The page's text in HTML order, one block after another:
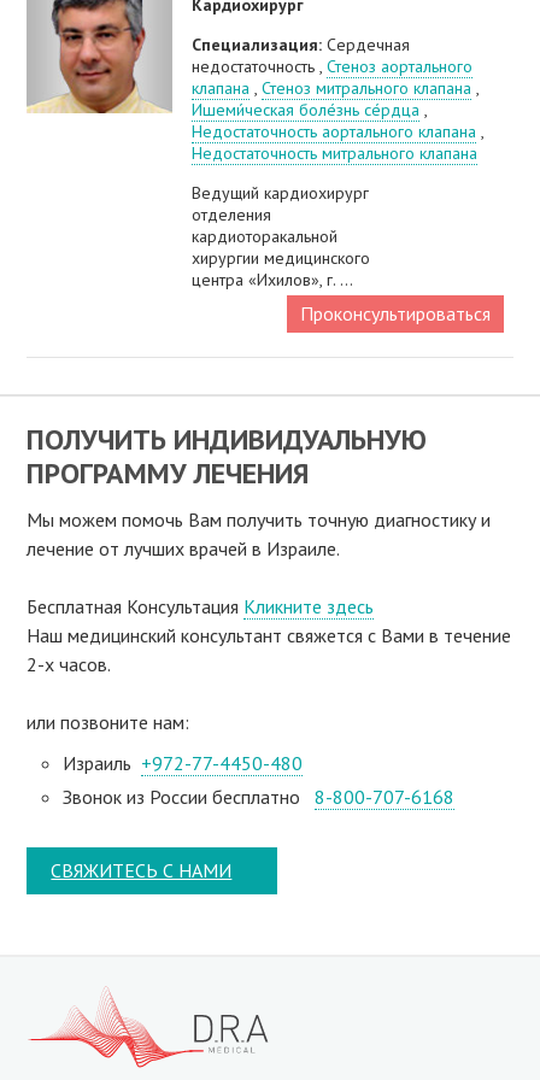
Кардиохирург
Специализация:Сердечная
недостаточность ,Стеноз аортального
клапана ,Стеноз митрального клапана ,
Ишеми́ческая боле́знь се́рдца ,
Недостаточность аортального клапана ,
Недостаточность митрального клапана
Ведущий кардиохирург
отделения
кардиоторакальной
хирургии медицинского
центра «Ихилов», г. ...
Проконсультироваться
ПОЛУЧИТЬ ИНДИВИДУАЛЬНУЮ
ПРОГРАММУ ЛЕЧЕНИЯ
Мы можем помочь Вам получить точную диагностику и
лечение от лучших врачей в Израиле.
Бесплатная Консультация Кликните здесь
Наш медицинский консультант свяжeтся с Вами в течение
2-х часов.
или позвоните нам:
Израиль +972-77-4450-480
Звонок из России бесплатно8-800-707-6168
СВЯЖИТЕСЬ С НАМИ